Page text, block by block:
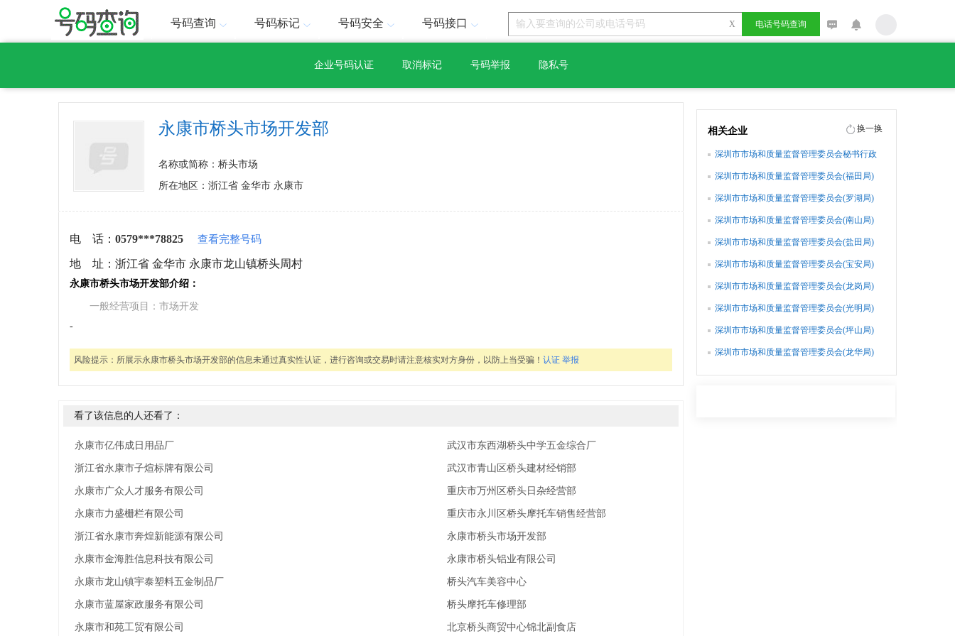
号码查询 号码标记 号码安全 号码接口 X 电话号码查询
企业号码认证 取消标记 号码举报 隐私号
永康市桥头市场开发部
名称或简称：桥头市场
所在地区：浙江省 金华市 永康市
电 话： 0579***78825 查看完整号码
地 址： 浙江省 金华市 永康市龙山镇桥头周村
永康市桥头市场开发部介绍：
一般经营项目：市场开发
-
风险提示： 所展示永康市桥头市场开发部的信息未通过真实性认证，进行咨询或交易时请注意核实对方身份，以防上当受骗！ 认证 举报
看了该信息的人还看了：
永康市亿伟成日用品厂
浙江省永康市子煊标牌有限公司
永康市广众人才服务有限公司
永康市力盛栅栏有限公司
浙江省永康市奔煌新能源有限公司
永康市金海胜信息科技有限公司
永康市龙山镇宇泰塑料五金制品厂
永康市蓝屋家政服务有限公司
永康市和苑工贸有限公司
武汉市东西湖桥头中学五金综合厂
武汉市青山区桥头建材经销部
重庆市万州区桥头日杂经营部
重庆市永川区桥头摩托车销售经营部
永康市桥头市场开发部
永康市桥头铝业有限公司
桥头汽车美容中心
桥头摩托车修理部
北京桥头商贸中心锦北副食店
相关企业 换一换
深圳市市场和质量监督管理委员会秘书行政
深圳市市场和质量监督管理委员会(福田局)
深圳市市场和质量监督管理委员会(罗湖局)
深圳市市场和质量监督管理委员会(南山局)
深圳市市场和质量监督管理委员会(盐田局)
深圳市市场和质量监督管理委员会(宝安局)
深圳市市场和质量监督管理委员会(龙岗局)
深圳市市场和质量监督管理委员会(光明局)
深圳市市场和质量监督管理委员会(坪山局)
深圳市市场和质量监督管理委员会(龙华局)